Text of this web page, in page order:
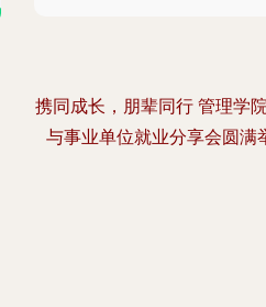
携同成长，朋辈同行 管理学
与事业单位就业分享会圆满